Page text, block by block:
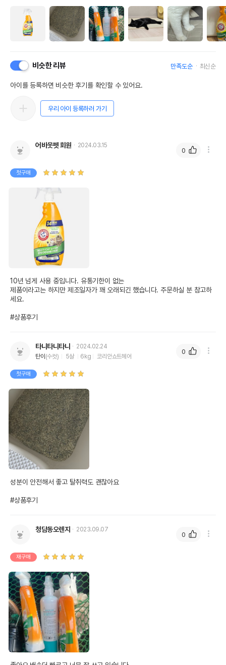
비슷한 리뷰 만족도순 최신순
아이를 등록하면 비슷한 후기를 확인할 수 있어요.
우리 아이 등록하러 가기
어바웃펫 회원 2024.03.15
첫구매
10년 넘게 사용 중입니다. 유통기한이 없는
제품이라고는 하지만 제조일자가 꽤 오래되긴 했습니다. 주문하실 분 참고하
세요.
#상품후기
0
타니타니타니
2024.02.24
탄이 (수컷) 5살 6kg 코리안쇼트헤어
첫구매
성분이 안전해서 좋고 탈취력도 괜찮아요
#상품후기
0
청담동오렌지 2023.09.07
재구매
0